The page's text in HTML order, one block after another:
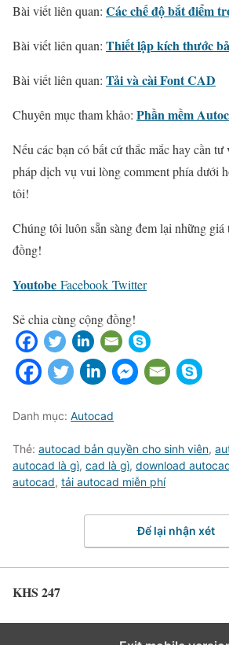
Bài viết liên quan: Các chế độ bắt điểm
Bài viết liên quan: Thiết lập kích thước
Bài viết liên quan: Tải và cài Font CAD
Chuyên mục tham khảo: Phần mềm
Nếu các bạn có bất cứ thắc mắc hay cần
pháp dịch vụ vui lòng comment phía dưới
tôi!
Chúng tôi luôn sẵn sàng đem lại những
đồng!
Youtobe Facebook Twitter
Sẻ chia cùng cộng đồng!
Danh mục: Autocad
Thẻ: autocad bản quyền cho sinh viên,
autocad là gì, cad là gì, download
autocad, tải autocad miễn phí
Để lại nhận xét
KHS 247